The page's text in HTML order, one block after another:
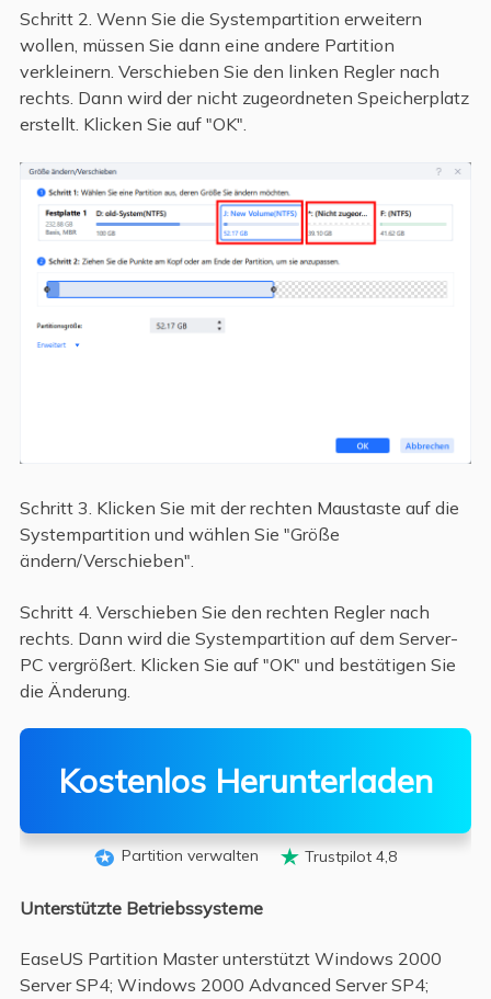
Schritt 2. Wenn Sie die Systempartition erweitern
wollen, müssen Sie dann eine andere Partition
verkleinern. Verschieben Sie den linken Regler nach
rechts. Dann wird der nicht zugeordneten Speicherplatz
erstellt. Klicken Sie auf "OK".
Schritt 3. Klicken Sie mit der rechten Maustaste auf die
Systempartition und wählen Sie "Größe
ändern/Verschieben".
Schritt 4. Verschieben Sie den rechten Regler nach
rechts. Dann wird die Systempartition auf dem Server-
PC vergrößert. Klicken Sie auf "OK" und bestätigen Sie
die Änderung.
Kostenlos Herunterladen
 Partition verwalten  Trustpilot 4,8
Unterstützte Betriebssysteme
EaseUS Partition Master unterstützt Windows 2000
Server SP4; Windows 2000 Advanced Server SP4;